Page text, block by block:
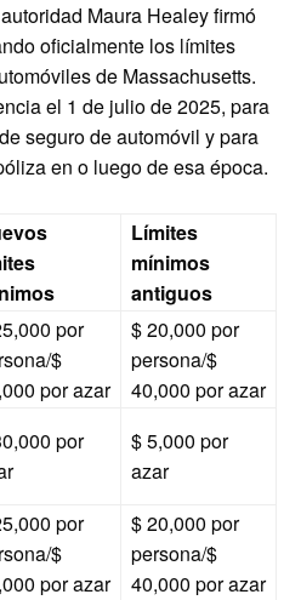
Maura Healey firmó
oficialmente los límites
de Massachusetts.
el 1 de julio de 2025, para
seguro de automóvil y para
en o luego de esa época.
Límites
mínimos
antiguos
por
$
por azar
$ 20,000 por
persona/$
40,000 por azar
por
$ 5,000 por
azar
por
$
por azar
$ 20,000 por
persona/$
40,000 por azar